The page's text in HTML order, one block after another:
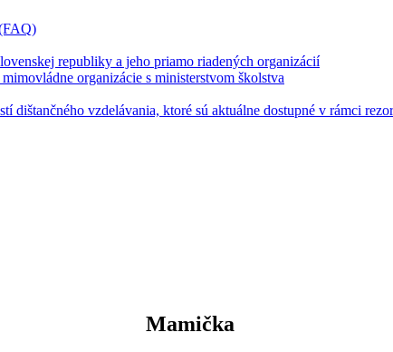
republiky a jeho priamo riadených organizácií
organizácie s ministerstvom školstva
vzdelávania, ktoré sú aktuálne dostupné v rámci
Mamička